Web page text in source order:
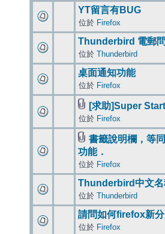
YT留言有BUG
位於 Firefox
Thunderbird 電郵
位於 Thunderbird
桌面通知功能
位於 Firefox
[求助]Super
位於 Firefox
書籤說明欄，等
功能．
位於 Firefox
Thunderbird中文名
位於 Thunderbird
請問如何firefox新
位於 Firefox